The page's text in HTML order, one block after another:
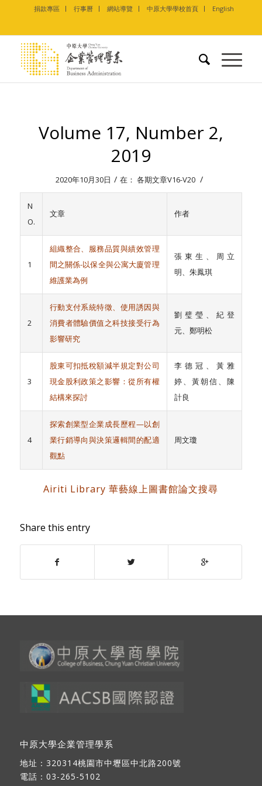
捐款專區 行事曆 網站導覽 中原大學學校首頁 English
Volume 17, Number 2,
2019
2020年10月30日 / 在：各期文章V16-V20 /
N
O.
文章 作者
1
組織整合、服務品質與績效管理
間之關係-以保全與公寓大廈管理
維護業為例
張東生、周立
明、朱鳳琪
2
行動支付系統特徵、使用誘因與
消費者體驗價值之科技接受行為
影響研究
劉璧瑩、紀登
元、鄭明松
3
股東可扣抵稅額減半規定對公司
現金股利政策之影響：從所有權
結構來探討
李德冠、黃雅
婷、黃朝信、陳
計良
4
探索創業型企業成長歷程—以創
業行銷導向與決策邏輯間的配適
觀點
周文瓊
Airiti Library 華藝線上圖書館論文搜尋
Share this entry
中原大學企業管理學系
地址： 320314桃園市中壢區中北路200號
電話：03-265-5102